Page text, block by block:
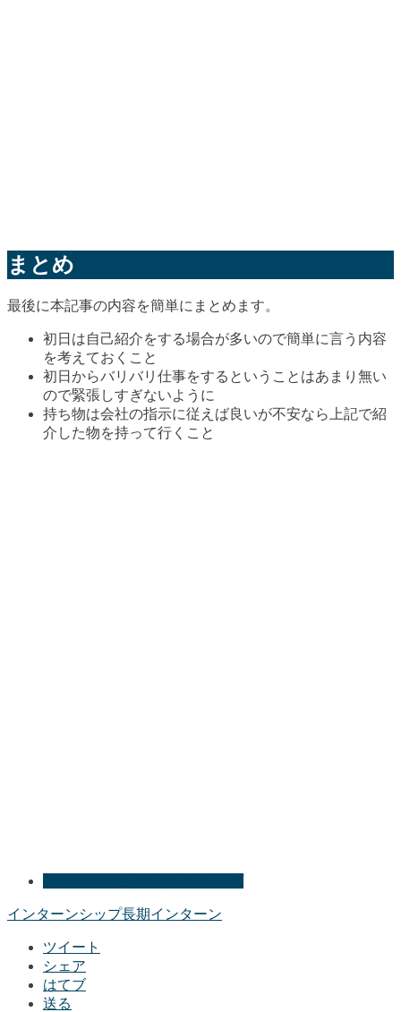
まとめ
最後に本記事の内容を簡単にまとめます。
初日は自己紹介をする場合が多いので簡単に言う内容
を考えておくこと
初日からバリバリ仕事をするということはあまり無い
ので緊張しすぎないように
持ち物は会社の指示に従えば良いが不安なら上記で紹
介した物を持って行くこと
インターンシップ長期インターン
ツイート
シェア
はてブ
送る